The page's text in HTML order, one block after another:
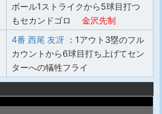
ボール1ストライクから5球目打つ
もセカンドゴロ
金沢先制
4番 西尾 友冴 ：1アウト3塁のフル
カウントから6球目打ち上げてセン
ターへの犠牲フライ